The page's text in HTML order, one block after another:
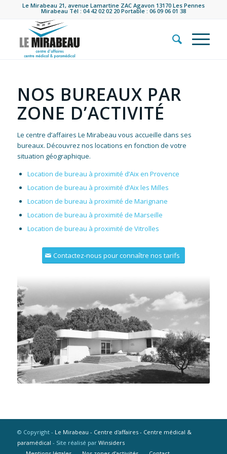
Le Mirabeau 21, avenue Lamartine ZAC Agavon 13170 Les Pennes
Mirabeau Tél : 04 42 02 02 20 Portable : 06 09 06 01 38
NOS BUREAUX PAR
ZONE D’ACTIVITÉ
Le centre d’affaires Le Mirabeau vous accueille dans ses
bureaux. Découvrez nos locations en fonction de votre
situation géographique.
Location de bureau à proximité d’Aix en Provence
Location de bureau à proximité d’Aix les Milles
Location de bureau à proximité de Marignane
Location de bureau à proximité de Marseille
Location de bureau à proximité de Vitrolles
Contactez-nous pour connaître nos tarifs
© Copyright - Le Mirabeau - Centre d'affaires - Centre médical &
paramédical - Site réalisé par Winsiders